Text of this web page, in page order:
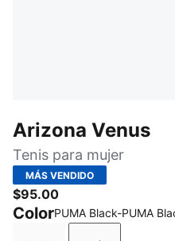
Arizona Venus
Tenis para mujer
MÁS VENDIDO
$95.00
ColorPUMA Black-PUMA